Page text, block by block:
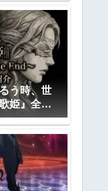
う時、世
姫』全プ